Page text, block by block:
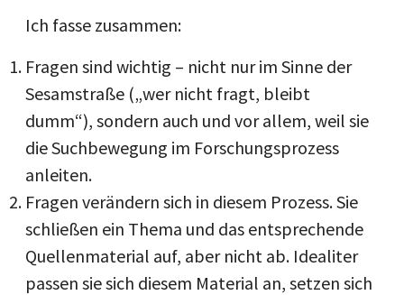
Ich fasse zusammen:
Fragen sind wichtig – nicht nur im Sinne der
Sesamstraße („wer nicht fragt, bleibt
dumm“), sondern auch und vor allem, weil sie
die Suchbewegung im Forschungsprozess
anleiten.
Fragen verändern sich in diesem Prozess. Sie
schließen ein Thema und das entsprechende
Quellenmaterial auf, aber nicht ab. Idealiter
passen sie sich diesem Material an, setzen sich